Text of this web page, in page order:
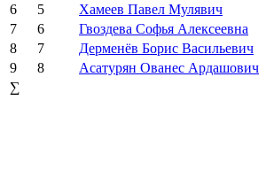
6
5 Хамеев Павел Мулявич
7
6 Гвоздева Софья Алексеевна
8
7 Дерменёв Борис Васильевич
9
8 Асатурян Ованес Ардашович
∑